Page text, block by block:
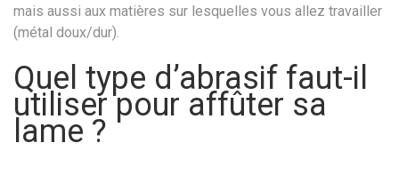
mais aussi aux matières sur lesquelles vous allez travailler
(métal doux/dur).
Quel type d’abrasif faut-il
utiliser pour affûter sa
lame ?